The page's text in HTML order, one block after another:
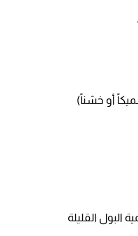
أو خشناً)
البول القليلة​